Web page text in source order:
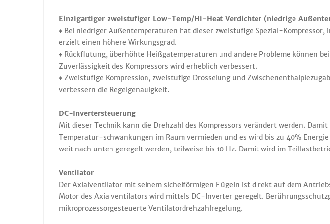
Einzigartiger zweistufiger Low-Temp/Hi-Heat Verdichter (niedrige
♦ Bei niedriger Außentemperaturen hat dieser zweistufige Spezial-
erzielt einen höhere Wirkungsgrad.
♦ Rückflutung, überhöhte Heißgatemperaturen und andere Probleme können
Zuverlässigkeit des Kompressors wird erheblich verbessert.
♦ Zweistufige Kompression, zweistufige Drosselung und
verbessern die Regelgenauigkeit.
DC-Invertersteuerung
Mit dieser Technik kann die Drehzahl des Kompressors verändert werden.
Temperatur-schwankungen im Raum vermieden und es wird bis zu 40%
weit nach unten geregelt werden, teilweise bis 10 Hz. Damit wird im
Ventilator
Der Axialventilator mit seinem sichelförmigen Flügeln ist direkt auf dem
Motor des Axialventilators wird mittels DC-Inverter geregelt.
mikroprozessorgesteuerte Ventilatordrehzahlregelung.